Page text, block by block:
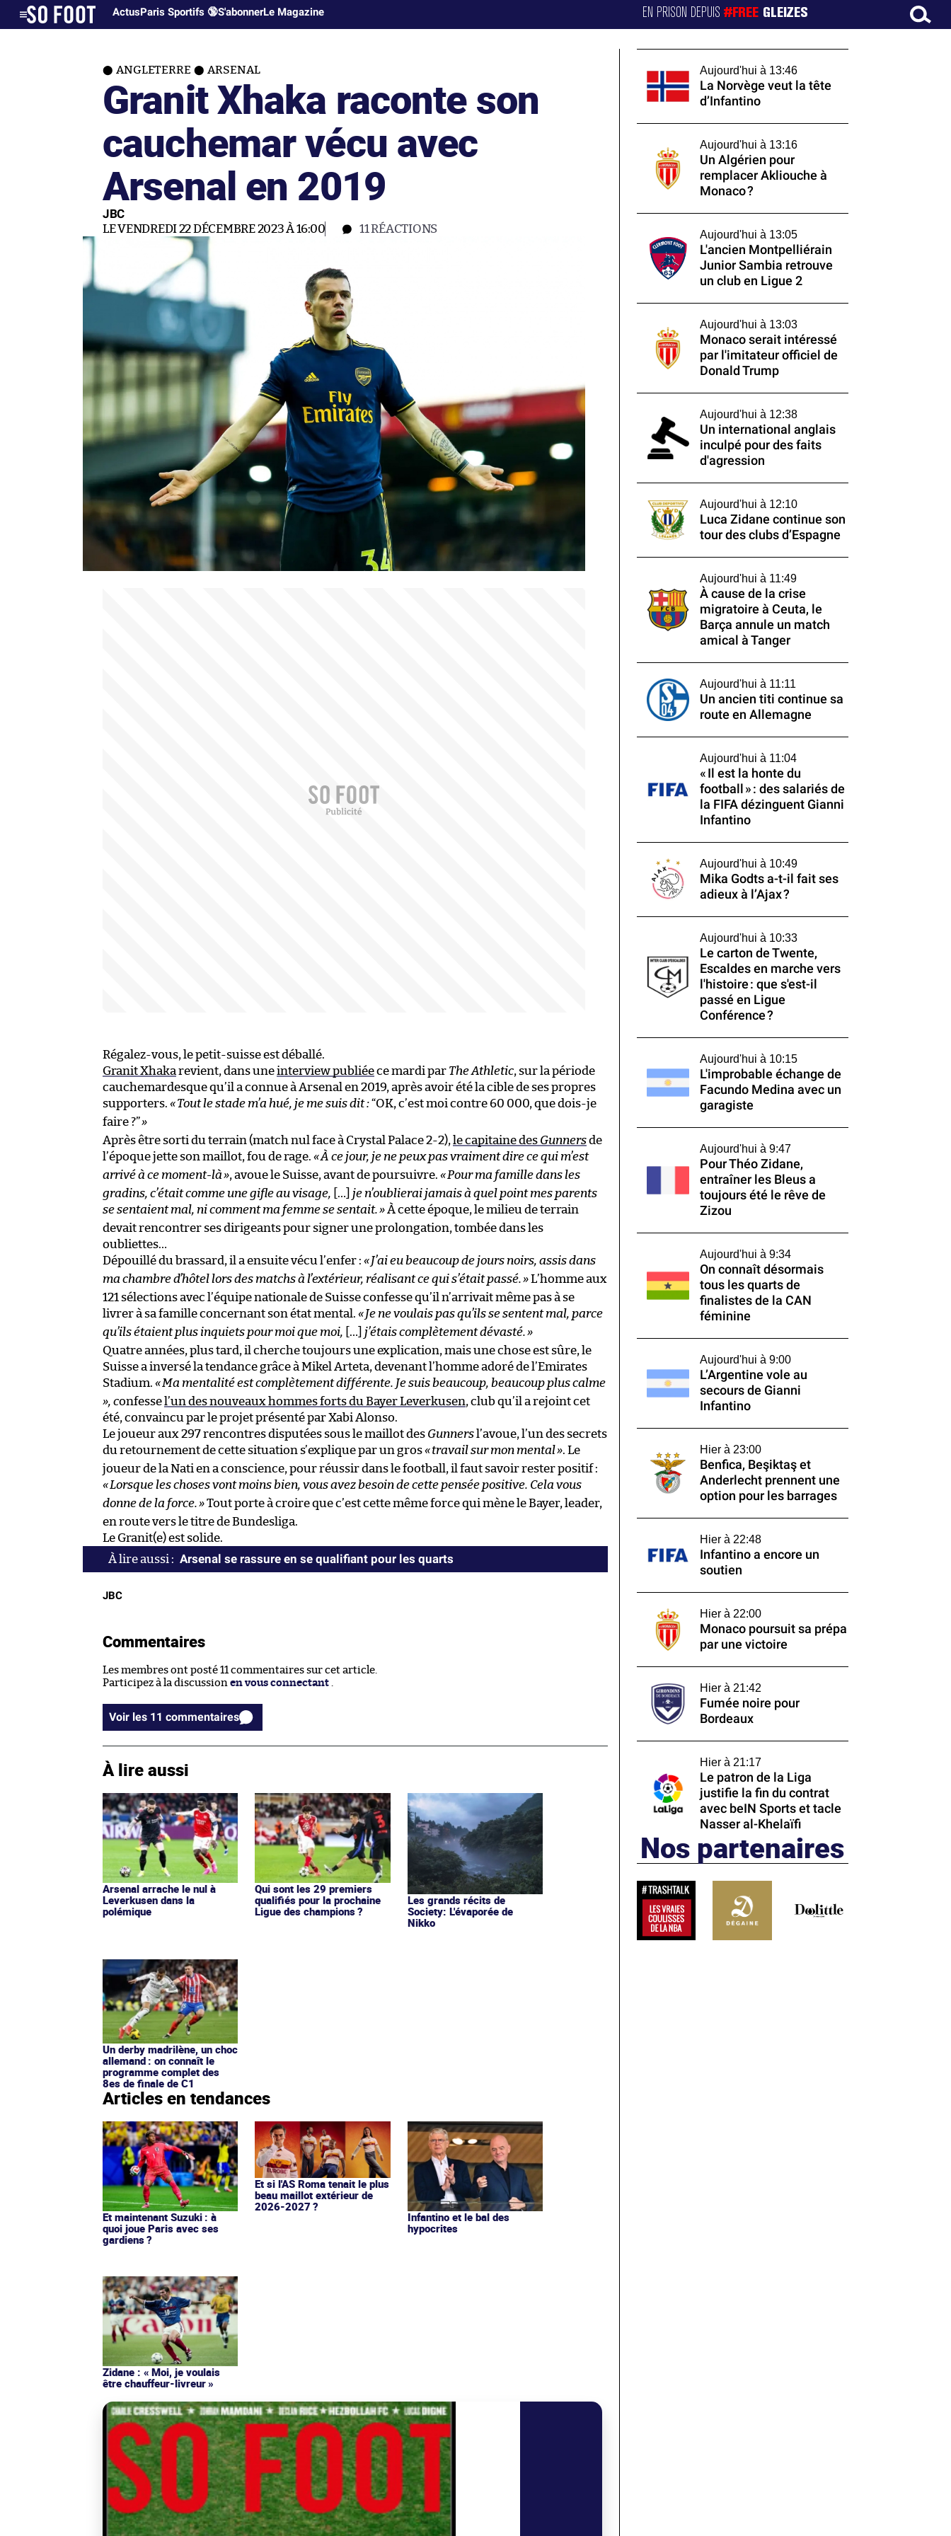
ActusParis Sportifs 🔞S'abonnerLe Magazine EN PRISON DEPUIS#FREE GLEIZES
ANGLETERRE ARSENAL
Granit Xhaka raconte son
cauchemar vécu avec
Arsenal en 2019
JBC
LE VENDREDI 22 DÉCEMBRE 2023 À 16:00 11RÉACTIONS
Régalez-vous, le petit-suisse est déballé.
Granit Xhaka revient, dans uneinterview publiéece mardi par The Athletic, sur la période
cauchemardesque qu’il a connue à Arsenal en 2019, après avoir été la cible de ses propres
supporters. «Tout le stade m’a hué, je me suis dit :“OK, c’est moi contre 60 000, que dois-je
faire ?”»
Après être sorti du terrain (match nul face à Crystal Palace 2-2), le capitaine des Gunnersde
l’époque jette son maillot, fou de rage. «À ce jour, je ne peux pas vraiment dire ce qui m’est
arrivé à ce moment-là», avoue le Suisse, avant de poursuivre. «Pour ma famille dans les
gradins, c’était comme une gifle au visage,
[…]
je n’oublierai jamais à quel point mes parents
se sentaient mal, ni comment ma femme se sentait.»À cette époque, le milieu de terrain
devait rencontrer ses dirigeants pour signer une prolongation, tombée dans les
oubliettes…
Dépouillé du brassard, il a ensuite vécu l’enfer : «J’ai eu beaucoup de jours noirs, assis dans
ma chambre d’hôtel lors des matchs à l’extérieur, réalisant ce qui s’était passé.»L’homme aux
121 sélections avec l’équipe nationale de Suisse confesse qu’il n’arrivait même pas à se
livrer à sa famille concernant son état mental. «Je ne voulais pas qu’ils se sentent mal, parce
qu’ils étaient plus inquiets pour moi que moi,
[…] j’étais complètement dévasté.»
Quatre années, plus tard, il cherche toujours une explication, mais une chose est sûre, le
Suisse a inversé la tendance grâce à Mikel Arteta, devenant l’homme adoré de l’Emirates
Stadium. «Ma mentalité est complètement différente. Je suis beaucoup, beaucoup plus calme
», confesse l’un des nouveaux hommes forts du Bayer Leverkusen, club qu’il a rejoint cet
été, convaincu par le projet présenté par Xabi Alonso.
Le joueur aux 297 rencontres disputées sous le maillot des Gunners l’avoue, l’un des secrets
du retournement de cette situation s’explique par un gros«travail sur mon mental». Le
joueur de la Nati en a conscience, pour réussir dans le football, il faut savoir rester positif :
«Lorsque les choses vont moins bien, vous avez besoin de cette pensée positive. Cela vous
donne de la force.»Tout porte à croire que c’est cette même force qui mène le Bayer, leader,
en route vers le titre de Bundesliga.
Le Granit(e) est solide.
Arsenal se rassure en se qualifiant pour les quarts
JBC
Commentaires
Les membres ont posté 11 commentaires sur cet article.
Participez à la discussion en vous connectant
Voir les 11 commentaires
À lire aussi
Arsenal arrache le nul à
Leverkusen dans la
polémique
Qui sont les 29 premiers
qualifiés pour la prochaine
Ligue des champions ?
Les grands récits de
Society: L'évaporée de
Nikko
Un derby madrilène, un choc
allemand : on connaît le
programme complet des
8es de finale de C1
Articles en tendances
Et maintenant Suzuki : à
quoi joue Paris avec ses
gardiens ?
Et si l'AS Roma tenait le plus
beau maillot extérieur de
2026-2027 ?
Infantino et le bal des
hypocrites
Zidane : « Moi, je voulais
être chauffeur-livreur »
Aujourd'hui à 13:46
La Norvège veut la tête
d’Infantino
Aujourd'hui à 13:16
Un Algérien pour
remplacer Akliouche à
Monaco ?
Aujourd'hui à 13:05
L'ancien Montpelliérain
Junior Sambia retrouve
un club en Ligue 2
Aujourd'hui à 13:03
Monaco serait intéressé
par l'imitateur officiel de
Donald Trump
Aujourd'hui à 12:38
Un international anglais
inculpé pour des faits
d'agression
Aujourd'hui à 12:10
Luca Zidane continue son
tour des clubs d’Espagne
Aujourd'hui à 11:49
À cause de la crise
migratoire à Ceuta, le
Barça annule un match
amical à Tanger
Aujourd'hui à 11:11
Un ancien titi continue sa
route en Allemagne
Aujourd'hui à 11:04
« Il est la honte du
football » : des salariés de
la FIFA dézinguent Gianni
Infantino
Aujourd'hui à 10:49
Mika Godts a-t-il fait ses
adieux à l’Ajax ?
Aujourd'hui à 10:33
Le carton de Twente,
Escaldes en marche vers
l'histoire : que s'est-il
passé en Ligue
Conférence ?
Aujourd'hui à 10:15
L'improbable échange de
Facundo Medina avec un
garagiste
Aujourd'hui à 9:47
Pour Théo Zidane,
entraîner les Bleus a
toujours été le rêve de
Zizou
Aujourd'hui à 9:34
On connaît désormais
tous les quarts de
finalistes de la CAN
féminine
Aujourd'hui à 9:00
L’Argentine vole au
secours de Gianni
Infantino
Hier à 23:00
Benfica, Beşiktaş et
Anderlecht prennent une
option pour les barrages
Hier à 22:48
Infantino a encore un
soutien
Hier à 22:00
Monaco poursuit sa prépa
par une victoire
Hier à 21:42
Fumée noire pour
Bordeaux
Hier à 21:17
Le patron de la Liga
justifie la fin du contrat
avec beIN Sports et tacle
Nasser al-Khelaïfi
Nos partenaires